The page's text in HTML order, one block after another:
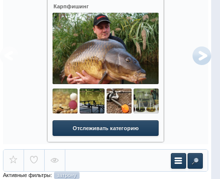
Карпфишинг
Отслеживать категорию
Активные фильтры: затрону